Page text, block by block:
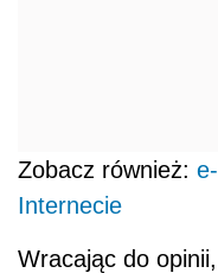
Zobacz również:
Internecie
Wracając do